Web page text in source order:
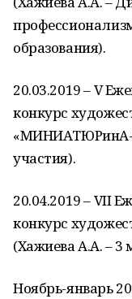
образования).
20.03.2019 – V
конкурс
«МИНИАТЮРинА-
участия).
20.04.2019 – VII
конкурс
(Хажиева А.А. – 3
Ноябрь-январь